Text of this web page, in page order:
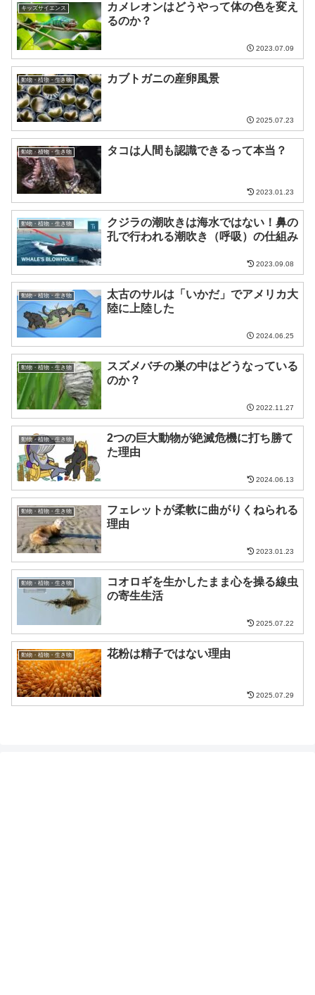
キッズサイエンス
カメレオンはどうやって体の色を変え
るのか？
2023.07.09
動物・植物・生き物 カブトガニの産卵風景
2025.07.23
動物・植物・生き物 タコは人間も認識できるって本当？
2023.01.23
動物・植物・生き物
クジラの潮吹きは海水ではない！鼻の
孔で行われる潮吹き（呼吸）の仕組み
2023.09.08
動物・植物・生き物
太古のサルは「いかだ」でアメリカ大
陸に上陸した
2024.06.25
動物・植物・生き物
スズメバチの巣の中はどうなっている
のか？
2022.11.27
動物・植物・生き物
2つの巨大動物が絶滅危機に打ち勝て
た理由
2024.06.13
動物・植物・生き物
フェレットが柔軟に曲がりくねられる
理由
2023.01.23
動物・植物・生き物
コオロギを生かしたまま心を操る線虫
の寄生生活
2025.07.22
動物・植物・生き物 花粉は精子ではない理由
2025.07.29